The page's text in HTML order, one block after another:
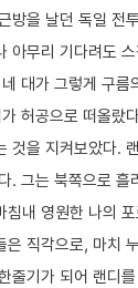
방을 날던 독일 전
아무리 기다려도
대가 그렇게 구름
허공으로 떠올랐
것을 지켜보았다.
. 그는 북쪽으로 흘
침내 영원한 나의
은 직각으로, 마치
줄기가 되어 랜디